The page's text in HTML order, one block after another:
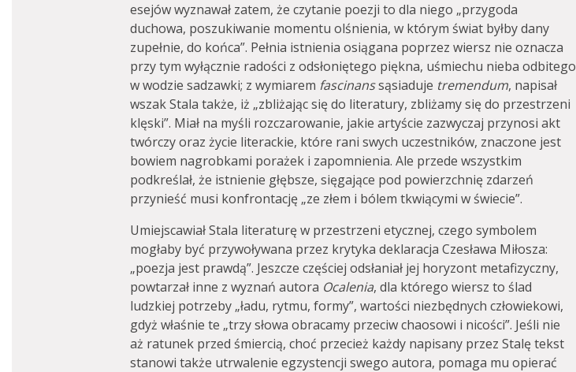
esejów wyznawał zatem, że czytanie poezji to dla niego „przygoda
duchowa, poszukiwanie momentu olśnienia, w którym świat byłby dany
zupełnie, do końca”. Pełnia istnienia osiągana poprzez wiersz nie oznacza
przy tym wyłącznie radości z odsłoniętego piękna, uśmiechu nieba odbitego
w wodzie sadzawki; z wymiarem fascinanssąsiaduje tremendum, napisał
wszak Stala także, iż „zbliżając się do literatury, zbliżamy się do przestrzeni
klęski”. Miał na myśli rozczarowanie, jakie artyście zazwyczaj przynosi akt
twórczy oraz życie literackie, które rani swych uczestników, znaczone jest
bowiem nagrobkami porażek i zapomnienia. Ale przede wszystkim
podkreślał, że istnienie głębsze, sięgające pod powierzchnię zdarzeń
przynieść musi konfrontację „ze złem i bólem tkwiącymi w świecie”.
Umiejscawiał Stala literaturę w przestrzeni etycznej, czego symbolem
mogłaby być przywoływana przez krytyka deklaracja Czesława Miłosza:
„poezja jest prawdą”. Jeszcze częściej odsłaniał jej horyzont metafizyczny,
powtarzał inne z wyznań autora Ocalenia, dla którego wiersz to ślad
ludzkiej potrzeby „ładu, rytmu, formy”, wartości niezbędnych człowiekowi,
gdyż właśnie te „trzy słowa obracamy przeciw chaosowi i nicości”. Jeśli nie
aż ratunek przed śmiercią, choć przecież każdy napisany przez Stalę tekst
stanowi także utrwalenie egzystencji swego autora, pomaga mu opierać